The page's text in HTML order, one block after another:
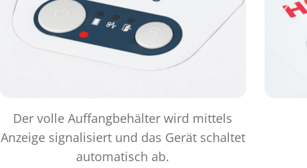
Der volle Auffangbehälter wird mittels
Anzeige signalisiert und das Gerät schaltet
automatisch ab.